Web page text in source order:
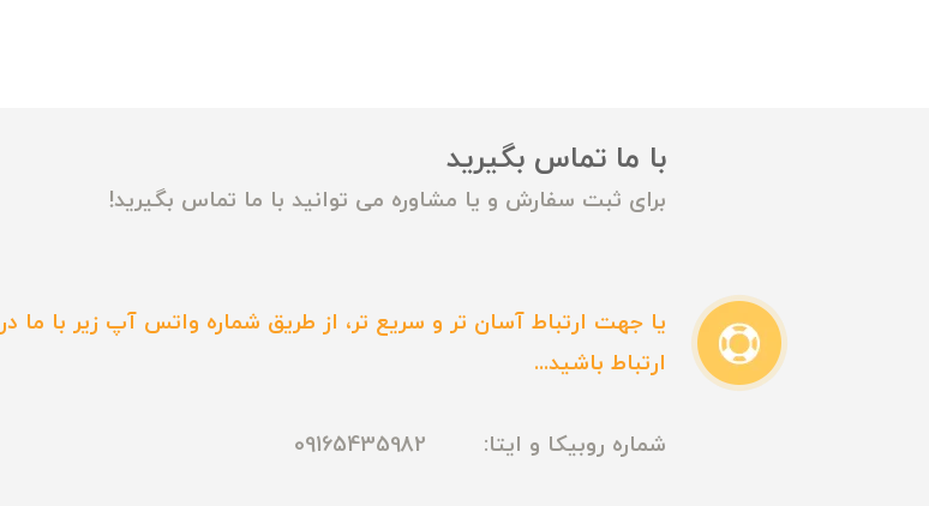
با ما تماس بگیرید
برای ثبت سفارش و یا مشاوره می توانید با ما تماس بگیرید!
یا جهت ارتباط آسان تر و سریع تر، از طریق شماره واتس آپ زیر با ما در
ارتباط باشید...
شماره روبیکا و ایتا: 09165435982